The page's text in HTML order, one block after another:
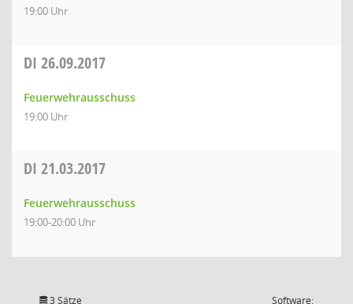
19:00 Uhr
DI 26.09.2017
Feuerwehrausschuss
19:00 Uhr
DI 21.03.2017
Feuerwehrausschuss
19:00-20:00 Uhr
3 Sätze Software: